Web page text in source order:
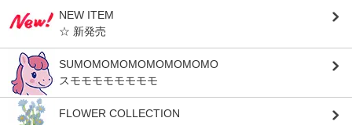
NEW ITEM
☆ 新発売
SUMOMOMOMOMOMOMOMO
スモモモモモモモモ
FLOWER COLLECTION